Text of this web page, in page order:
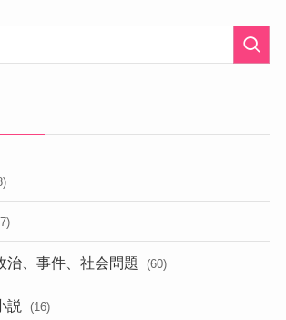
治、事件、社会問題 (60)
説 (16)